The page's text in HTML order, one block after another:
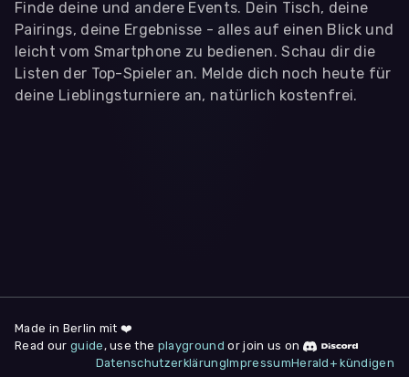
Finde deine und andere Events. Dein Tisch, deine
Pairings, deine Ergebnisse - alles auf einen Blick und
leicht vom Smartphone zu bedienen. Schau dir die
Listen der Top-Spieler an. Melde dich noch heute für
deine Lieblingsturniere an, natürlich kostenfrei.
deine Zustimmung jederzeit unter "
am Seitenende widerrufen.
Made in Berlin mit ❤️
Read our guide , use the playground or join us on
DatenschutzerklärungImpressumHerald+ kündigen